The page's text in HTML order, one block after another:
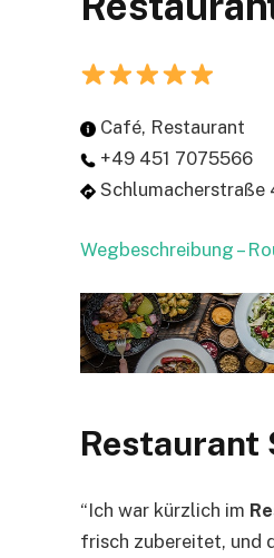
Café, Restaurant
+49 451 7075566
Schlumacherstraße
Wegbeschreibung –
Restaurant
“Ich war kürzlich im
frisch zubereitet, und